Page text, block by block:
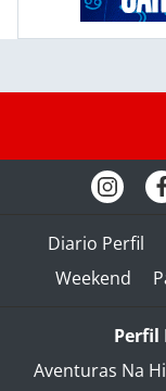
Diario Perfil
Weekend
Perfil
Aventuras Na